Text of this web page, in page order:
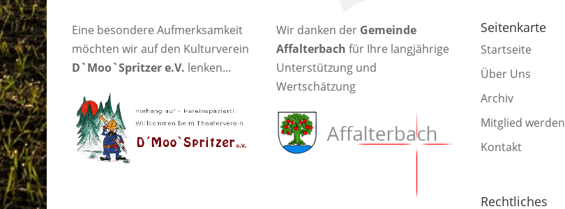
Eine besondere Aufmerksamkeit
möchten wir auf den Kulturverein
D`Moo`Spritzer e.V. lenken...
Wir danken der Gemeinde
Affalterbach für Ihre langjährige
Unterstützung und
Wertschätzung
Seitenkarte
Startseite
Über Uns
Archiv
Mitglied werden
Kontakt
Rechtliches